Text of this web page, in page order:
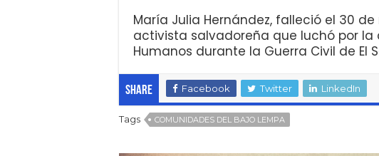
María Julia Hernández, falleció el 30
activista salvadoreña que luchó por la
Humanos durante la Guerra Civil de El
Share Facebook Twitter LinkedIn
Tags COMUNIDADES DEL BAJO LEMPA